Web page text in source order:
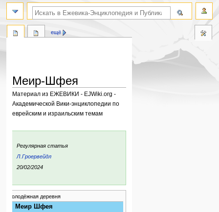
Меир-Шфея
Материал из ЕЖЕВИКИ - EJWiki.org -
Академической Вики-энциклопедии по
еврейским и израильским темам
Перейти
навигации
Перейти
поиску
Регулярная статья
Л.Гроервейдл
20/02/2024
молодёжная деревня
Меир Шфея
ещё
поиск по словам